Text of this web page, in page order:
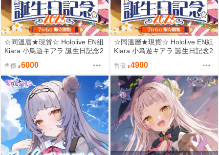
☆同溫層★現貨☆ Hololive EN組
Kiara 小鳥遊キアラ 誕生日記念2
售價 6000
☆同溫層★現貨☆ Hololive EN組
Kiara 小鳥遊キアラ 誕生日記念2
售價 4900